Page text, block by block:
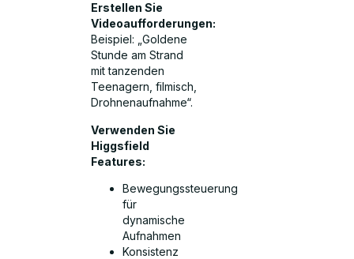
Erstellen Sie
Videoaufforderungen:
Beispiel: „Goldene
Stunde am Strand
mit tanzenden
Teenagern, filmisch,
Drohnenaufnahme“.
Verwenden Sie
Higgsfield
Features:
Bewegungssteuerung
für
dynamische
Aufnahmen
Konsistenz